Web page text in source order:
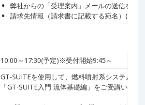
弊社からの「受理案内」メールの送信をも
請求先情報（請求書に記載する宛名）には
10:00～17:30(予定)※受付開始9:45～
GT-SUITEを使用して、燃料噴射系システムに
「GT-SUITE入門 流体基礎編」をご受講いた